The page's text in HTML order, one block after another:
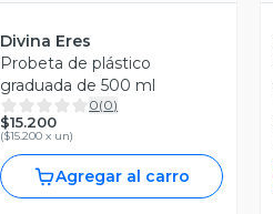
Divina Eres
Probeta de plástico
graduada de 500 ml
0(0)
$15.200
($15.200 x un)
Agregar al carro